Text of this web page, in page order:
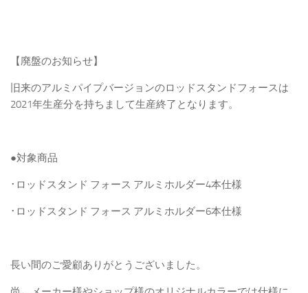
【廃盤のお知らせ】
旧来のアルミパイプバージョンのロッドスタンドフォースは
2021年生産分を持ちまして生産終了となります。
●対象商品
･ロッドスタンド フォース アルミホルダー4本仕様
･ロッドスタンド フォース アルミホルダー6本仕様
長い間のご愛顧ありがとうございました。